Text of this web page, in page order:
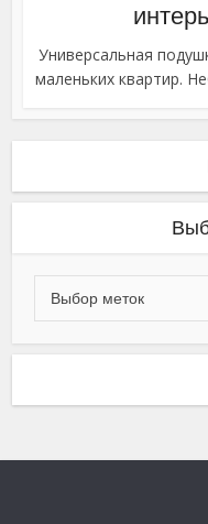
Универсальная
маленьких квартир.